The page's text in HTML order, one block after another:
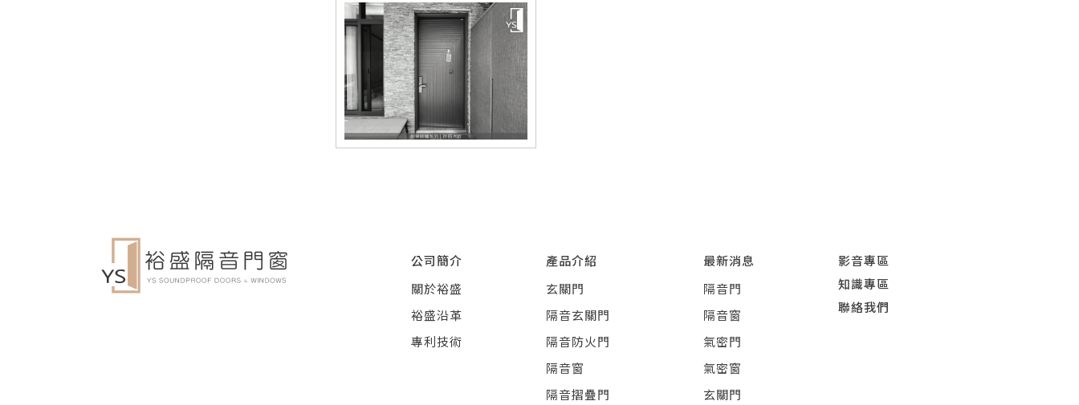
公司簡介
關於裕盛
裕盛沿革
專利技術
產品介紹
玄關門
隔音玄關門
隔音防火門
隔音窗
隔音摺疊門
最新消息
隔音門
隔音窗
氣密門
氣密窗
玄關門
影音專區
知識專區
聯絡我們